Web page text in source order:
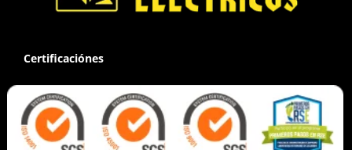
Certificaciónes